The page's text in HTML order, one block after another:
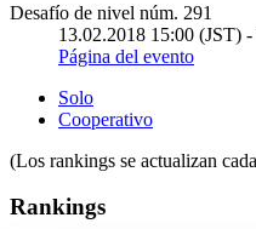
Desafío de nivel núm. 291
13.02.2018 15:00 (JST)
Página del evento
Solo
Cooperativo
(Los rankings se actualizan
Rankings